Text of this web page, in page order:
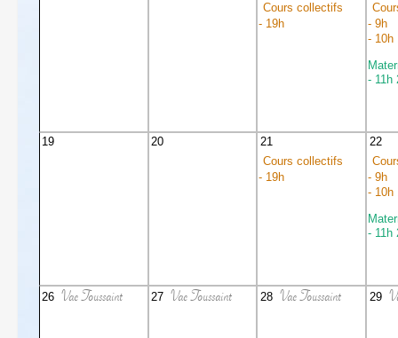
Cours collectifs
- 19h
- 9h
- 10h
- 11h
19 20
21
Cours collectifs
- 19h
22
- 9h
- 10h
- 11h
26 Vac Toussaint 27 Vac Toussaint 28 Vac Toussaint 29